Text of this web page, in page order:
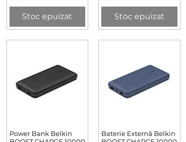
Stoc epuizat Stoc epuizat
Afișare rapidă
Power Bank Belkin
Afișare rapidă
Baterie Externă Belkin